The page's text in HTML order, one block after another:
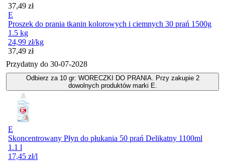
Cena
37,49 zł
E
Proszek do prania tkanin kolorowych i ciemnych 30 prań 1500g
1.5 kg
24,99 zł/kg
Cena
37,49 zł
Przydatny do 30-07-2028
Odbierz za 10 gr: WORECZKI DO PRANIA. Przy zakupie 2
dowolnych produktów marki E.
E
Skoncentrowany Płyn do płukania 50 prań Delikatny 1100ml
1.1 l
17,45 zł/l